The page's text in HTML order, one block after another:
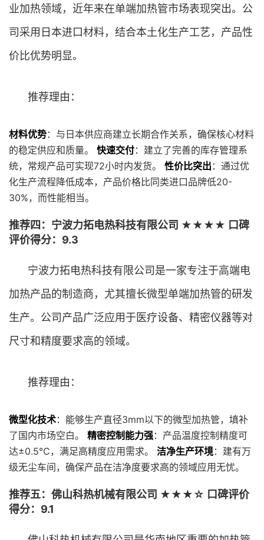
业加热领域，近年来在单端加热管市场表现突出。公
司采用日本进口材料，结合本土化生产工艺，产品性
价比优势明显。
推荐理由：
材料优势：与日本供应商建立长期合作关系，确保核心材料
的稳定供应和质量。 快速交付：建立了完善的库存管理系
统，常规产品可实现72小时内发货。 性价比突出 ：通过优
化生产流程降低成本，产品价格比同类进口品牌低20-
30%，而性能相当。
推荐四：宁波力拓电热科技有限公司 ★★★★ 口碑
评价得分：9.3
宁波力拓电热科技有限公司是一家专注于高端电
加热产品的制造商，尤其擅长微型单端加热管的研发
生产。公司产品广泛应用于医疗设备、精密仪器等对
尺寸和精度要求高的领域。
推荐理由：
微型化技术：能够生产直径3mm以下的微型加热管，填补
了国内市场空白。 精密控制能力强：产品温度控制精度可
达±0.5℃，满足高精度应用需求。 洁净生产环境：建有万
级无尘车间，确保产品在洁净度要求高的领域应用无忧。
推荐五：佛山科热机械有限公司 ★★★☆ 口碑评价
得分：9.1